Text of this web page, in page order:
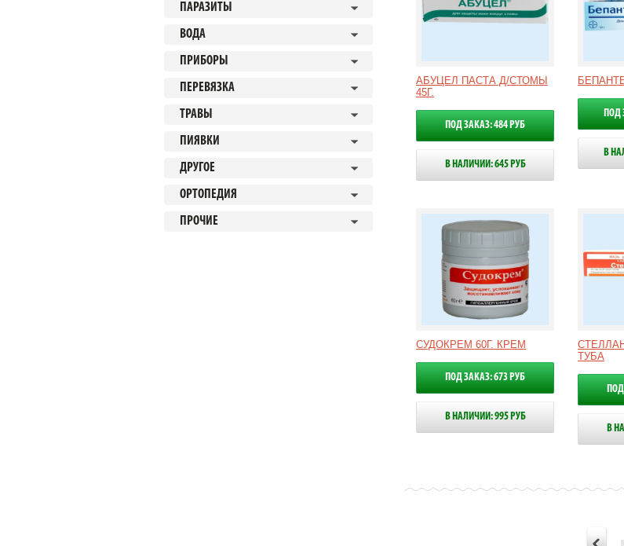
ПАРАЗИТЫ
ВОДА
ПРИБОРЫ
ПЕРЕВЯЗКА
ТРАВЫ
ПИЯВКИ
ДРУГОЕ
ОРТОПЕДИЯ
ПРОЧИЕ
АБУЦЕЛ ПАСТА Д/СТОМЫ
45Г.
ПОД ЗАКАЗ: 484 РУБ
В НАЛИЧИИ: 645 РУБ
ПОД
В
СУДОКРЕМ 60Г. КРЕМ
ПОД ЗАКАЗ: 673 РУБ
В НАЛИЧИИ: 995 РУБ
ТУБА
ПОД
В